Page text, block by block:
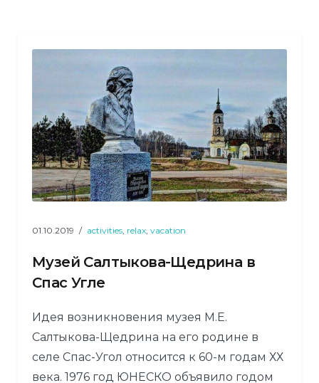
01.10.2019 activities relax vacation
Музей Салтыкова-Щедрина в
Спас Угле
Идея возникновения музея М.Е.
Салтыкова-Щедрина на его родине в
селе Спас-Угол относится к 60-м годам ХХ
века. 1976 год ЮНЕСКО объявило годом